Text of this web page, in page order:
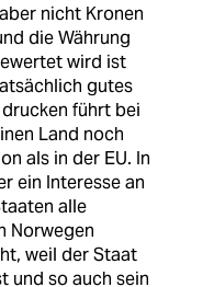
nicht Kronen
die Währung
wird ist
gutes
führt bei
Land noch
als in der EU. In
ein Interesse an
alle
Norwegen
weil der Staat
und so auch sein